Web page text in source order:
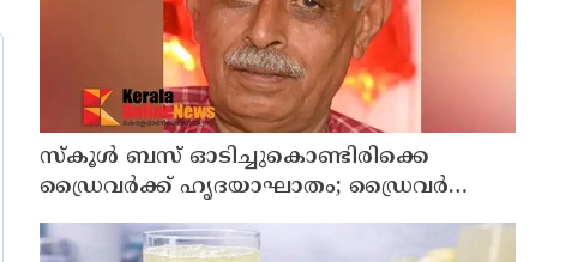
സ്കൂൾ ബസ് ഓടിച്ചുകൊണ്ടിരിക്കെ
ഡ്രൈവർക്ക് ഹൃദയാഘാതം; ഡ്രൈവർ
മരിച്ചു, ബസ് കെട്ടിടത്തിൽ ഇടിച്ചുനിന്നു;
രണ്ട് കുട്ടികൾക്ക് പരിക്ക്